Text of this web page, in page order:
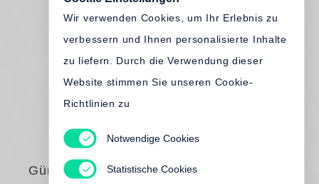
Günter Grass
Wir verwenden Cookies, um Ihr Erlebnis zu
verbessern und Ihnen personalisierte Inhalte
zu liefern. Durch die Verwendung dieser
Website stimmen Sie unseren Cookie-
Richtlinien zu
Notwendige Cookies
Statistische Cookies